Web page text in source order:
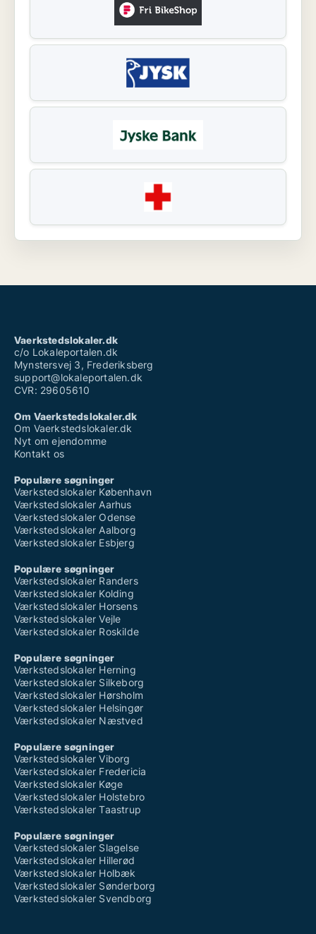
Vaerkstedslokaler.dk
c/o Lokaleportalen.dk
Mynstersvej 3, Frederiksberg
support@lokaleportalen.dk
CVR: 29605610
Om Vaerkstedslokaler.dk
Om Vaerkstedslokaler.dk
Nyt om ejendomme
Kontakt os
Populære søgninger
Værkstedslokaler København
Værkstedslokaler Aarhus
Værkstedslokaler Odense
Værkstedslokaler Aalborg
Værkstedslokaler Esbjerg
Populære søgninger
Værkstedslokaler Randers
Værkstedslokaler Kolding
Værkstedslokaler Horsens
Værkstedslokaler Vejle
Værkstedslokaler Roskilde
Populære søgninger
Værkstedslokaler Herning
Værkstedslokaler Silkeborg
Værkstedslokaler Hørsholm
Værkstedslokaler Helsingør
Værkstedslokaler Næstved
Populære søgninger
Værkstedslokaler Viborg
Værkstedslokaler Fredericia
Værkstedslokaler Køge
Værkstedslokaler Holstebro
Værkstedslokaler Taastrup
Populære søgninger
Værkstedslokaler Slagelse
Værkstedslokaler Hillerød
Værkstedslokaler Holbæk
Værkstedslokaler Sønderborg
Værkstedslokaler Svendborg